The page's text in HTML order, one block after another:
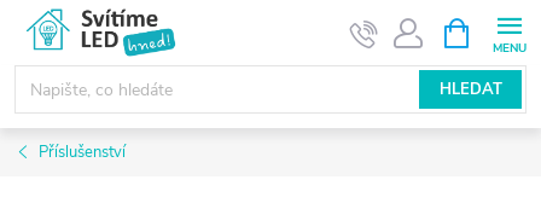
obsah
HLEDAT
NÁKUPNÍ
KOŠÍK
Příslušenství